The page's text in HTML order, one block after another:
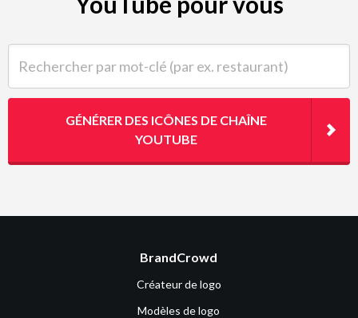
GÉNÉRER DES ICÔNES DE CHAÎNE
YOUTUBE
BrandCrowd
Créateur de logo
Modèles de logo